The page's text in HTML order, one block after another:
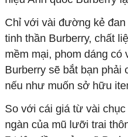
Chỉ với vài đường kẻ đan
tinh thần Burberry, chất
mềm mại, phom dáng có
Burberry sẽ bắt bạn phải
nếu như muốn sở hữu
So với cái giá từ vài
ngàn của mũ lưỡi trai